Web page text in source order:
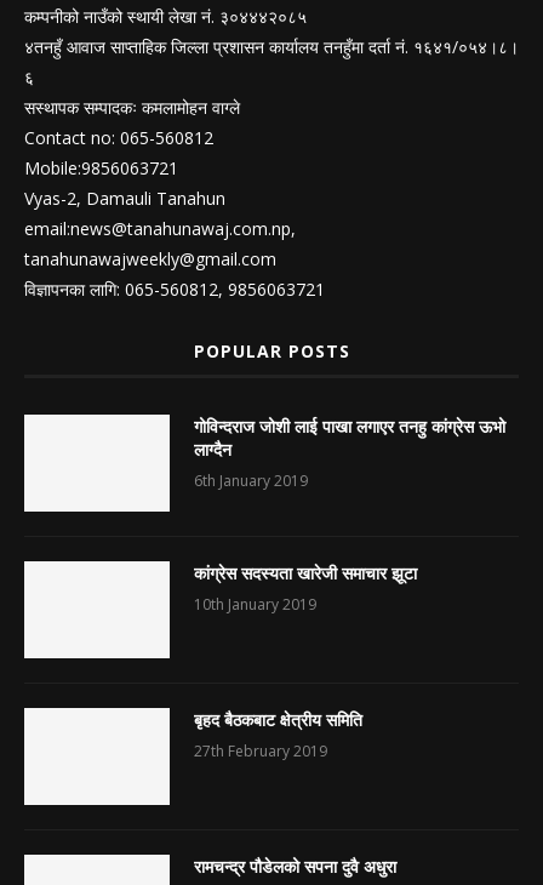
कम्पनीको नाउँको स्थायी लेखा नं. ३०४४४२०८५
४तनहुँ आवाज साप्ताहिक जिल्ला प्रशासन कार्यालय तनहुँमा दर्ता नं. १६४१/०५४।८।
६
सस्थापक सम्पादकः कमलामोहन वाग्ले
Contact no: 065-560812
Mobile:9856063721
Vyas-2, Damauli Tanahun
email:news@tanahunawaj.com.np,
tanahunawajweekly@gmail.com
विज्ञापनका लागि: 065-560812, 9856063721
POPULAR POSTS
गोविन्दराज जोशी लाई पाखा लगाएर तनहु कांग्रेस ऊभो
लाग्दैन
6th January 2019
कांग्रेस सदस्यता खारेजी समाचार झूटा
10th January 2019
बृहद बैठकबाट क्षेत्रीय समिति
27th February 2019
रामचन्द्र पौडेलको सपना दुवै अधुरा